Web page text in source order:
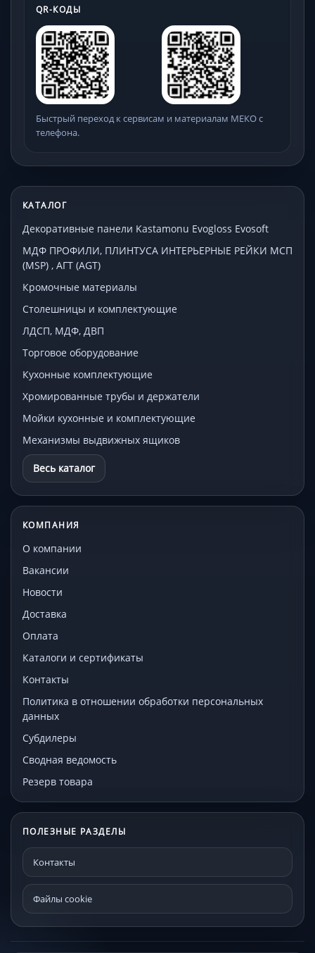
QR-КОДЫ
Быстрый переход к сервисам и материалам МЕКО с
телефона.
КАТАЛОГ
Декоративные панели Kastamonu Evogloss Evosoft
МДФ ПРОФИЛИ, ПЛИНТУСА ИНТЕРЬЕРНЫЕ РЕЙКИ МСП
(MSP) , АГТ (AGT)
Кромочные материалы
Столешницы и комплектующие
ЛДСП, МДФ, ДВП
Торговое оборудование
Кухонные комплектующие
Хромированные трубы и держатели
Мойки кухонные и комплектующие
Механизмы выдвижных ящиков
Весь каталог
КОМПАНИЯ
О компании
Вакансии
Новости
Доставка
Оплата
Каталоги и сертификаты
Контакты
Политика в отношении обработки персональных
данных
Субдилеры
Сводная ведомость
Резерв товара
ПОЛЕЗНЫЕ РАЗДЕЛЫ
Контакты
Файлы cookie